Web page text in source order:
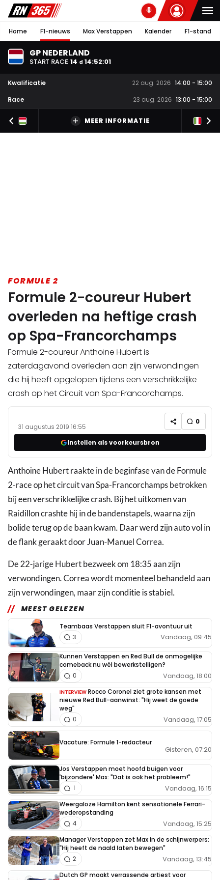
Home F1-nieuws Max Verstappen Kalender F1-stand
GP NEDERLAND
START RACE 14 d 14:52:00
Kwalificatie 22 aug. 2026 14:00 - 15:00
Race
23 aug. 2026 13:00 - 15:00
MEER INFORMATIE
FORMULE 2
Formule 2-coureur Hubert
overleden na heftige crash
op Spa-Francorchamps
Formule 2-coureur Anthoine Hubert is
zaterdagavond overleden aan zijn verwondingen
die hij heeft opgelopen tijdens een verschrikkelijke
crash op het Circuit van Spa-Francorchamps.
31 augustus 2019 16:55
0
Instellen als voorkeursbron
Anthoine Hubert raakte in de beginfase van de Formule
2-race op het circuit van Spa-Francorchamps betrokken
bij een verschrikkelijke crash. Bij het uitkomen van
Raidillon crashte hij in de bandenstapels, waarna zijn
bolide terug op de baan kwam. Daar werd zijn auto vol in
de flank geraakt door Juan-Manuel Correa.
De 22-jarige Hubert bezweek om 18:35 aan zijn
verwondingen. Correa wordt momenteel behandeld aan
zijn verwondingen, maar zijn conditie is stabiel.
MEEST GELEZEN
Teambaas Verstappen sluit F1-avontuur uit
Vandaag, 09:45
3
Kunnen Verstappen en Red Bull de onmogelijke
comeback nu wél bewerkstelligen?
Vandaag, 18:00
0
INTERVIEW Rocco Coronel ziet grote kansen met
nieuwe Red Bull-aanwinst: "Hij weet de goede
weg"
Vandaag, 17:05
0
Vacature: Formule 1-redacteur
Gisteren, 07:20
Jos Verstappen moet hoofd buigen voor
'bijzondere' Max: "Dat is ook het probleem!"
Vandaag, 16:15
1
Weergaloze Hamilton kent sensationele Ferrari-
wederopstanding
Vandaag, 15:25
4
Manager Verstappen zet Max in de schijnwerpers:
"Hij heeft de naald laten bewegen"
Vandaag, 13:45
2
Dutch GP maakt verrassende artiest voor